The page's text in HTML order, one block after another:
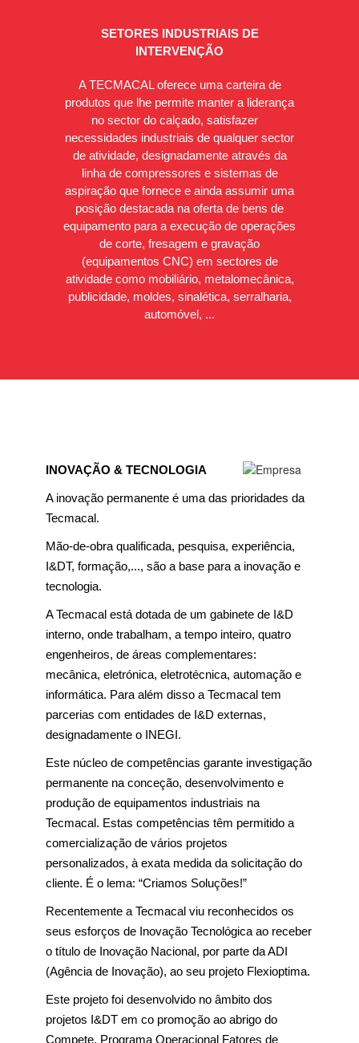
SETORES INDUSTRIAIS DE
INTERVENÇÃO
A TECMACAL oferece uma carteira de
produtos que lhe permite manter a liderança
no sector do calçado, satisfazer
necessidades industriais de qualquer sector
de atividade, designadamente através da
linha de compressores e sistemas de
aspiração que fornece e ainda assumir uma
posição destacada na oferta de bens de
equipamento para a execução de operações
de corte, fresagem e gravação
(equipamentos CNC) em sectores de
atividade como mobiliário, metalomecânica,
publicidade, moldes, sinalética, serralharia,
automóvel, ...
INOVAÇÃO & TECNOLOGIA
A inovação permanente é uma das prioridades da
Tecmacal.
Mão-de-obra qualificada, pesquisa, experiência,
I&DT, formação,..., são a base para a inovação e
tecnologia.
A Tecmacal está dotada de um gabinete de I&D
interno, onde trabalham, a tempo inteiro, quatro
engenheiros, de áreas complementares:
mecânica, eletrónica, eletrotécnica, automação e
informática. Para além disso a Tecmacal tem
parcerias com entidades de I&D externas,
designadamente o INEGI.
Este núcleo de competências garante investigação
permanente na conceção, desenvolvimento e
produção de equipamentos industriais na
Tecmacal. Estas competências têm permitido a
comercialização de vários projetos
personalizados, à exata medida da solicitação do
cliente. É o lema: “Criamos Soluções!”
Recentemente a Tecmacal viu reconhecidos os
seus esforços de Inovação Tecnológica ao receber
o título de Inovação Nacional, por parte da ADI
(Agência de Inovação), ao seu projeto Flexioptima.
Este projeto foi desenvolvido no âmbito dos
projetos I&DT em co promoção ao abrigo do
Compete, Programa Operacional Fatores de